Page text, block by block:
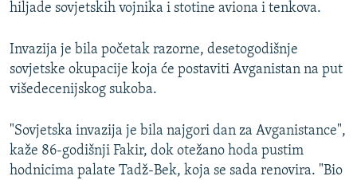
hiljade sovjetskih vojnika i stotine aviona i tenkova.
Invazija je bila početak razorne, desetogodišnje
sovjetske okupacije koja će postaviti Avganistan na put
višedecenijskog sukoba.
"Sovjetska invazija je bila najgori dan za Avganistance",
kaže 86-godišnji Fakir, dok otežano hoda pustim
hodnicima palate Tadž-Bek, koja se sada renovira. "Bio